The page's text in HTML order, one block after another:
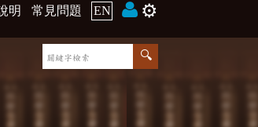
明 常見問題 EN ⚙️